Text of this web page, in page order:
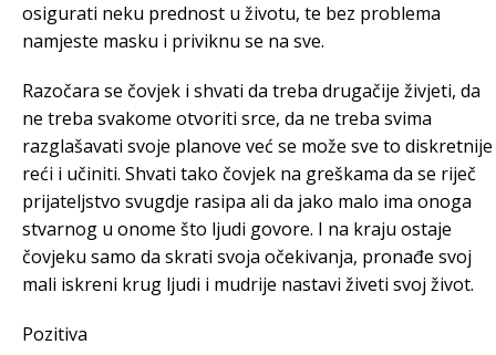
osigurati neku prednost u životu, te bez problema
namjeste masku i priviknu se na sve.
Razočara se čovjek i shvati da treba drugačije živjeti, da
ne treba svakome otvoriti srce, da ne treba svima
razglašavati svoje planove već se može sve to diskretnije
reći i učiniti. Shvati tako čovjek na greškama da se riječ
prijateljstvo svugdje rasipa ali da jako malo ima onoga
stvarnog u onome što ljudi govore. I na kraju ostaje
čovjeku samo da skrati svoja očekivanja, pronađe svoj
mali iskreni krug ljudi i mudrije nastavi živeti svoj život.
Pozitiva